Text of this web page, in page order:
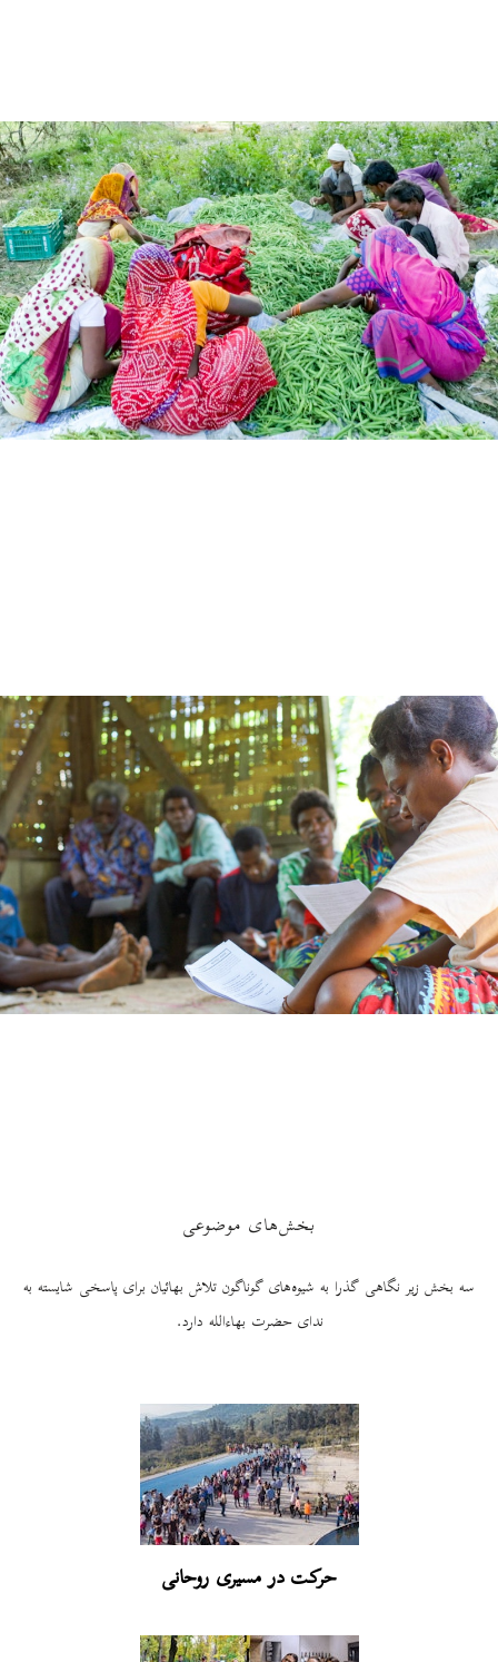
بخش‌های موضوعی
سه بخش زیر نگاهی گذرا به شیوه‌های گوناگون تلاش بهائیان برای پاسخی شایسته به
ندای حضرت بهاءالله دارد.
حرکت در مسیری روحانی